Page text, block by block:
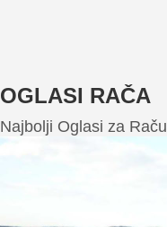
OGLASI RAČA
Najbolji Oglasi za Raču